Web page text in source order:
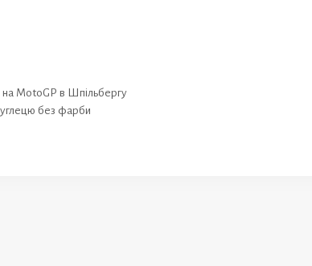
на MotoGP в Шпільбергу
без фарби